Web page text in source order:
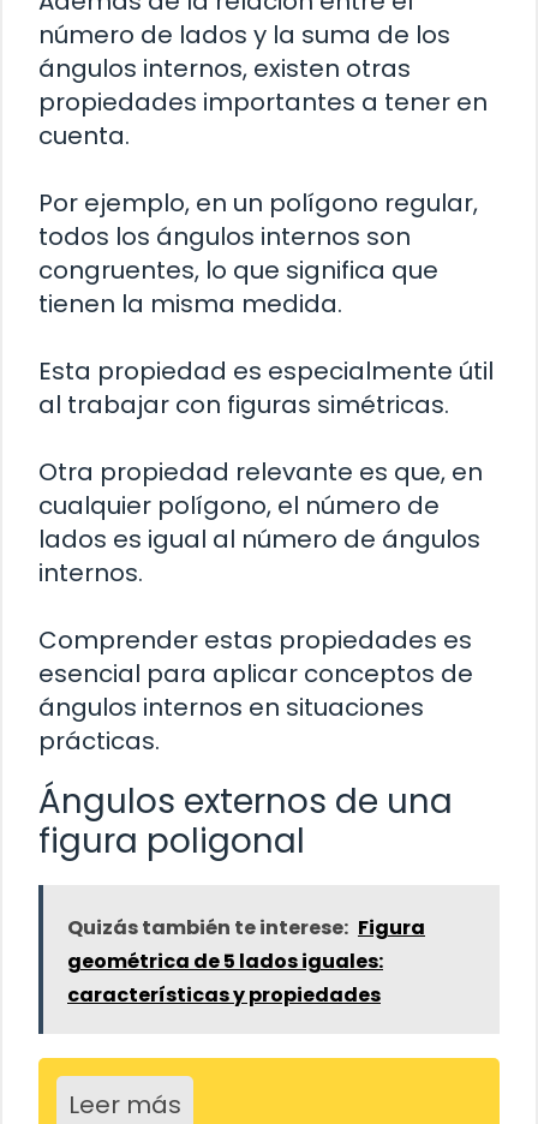
número de lados y la suma de los
ángulos internos, existen otras
propiedades importantes a tener en
cuenta.
Por ejemplo, en un polígono regular,
todos los ángulos internos son
congruentes, lo que significa que
tienen la misma medida.
Esta propiedad es especialmente útil
al trabajar con figuras simétricas.
Otra propiedad relevante es que, en
cualquier polígono, el número de
lados es igual al número de ángulos
internos.
Comprender estas propiedades es
esencial para aplicar conceptos de
ángulos internos en situaciones
prácticas.
Ángulos externos de una
figura poligonal
Quizás también te interese: Figura
geométrica de 5 lados iguales:
características y propiedades
Leer más